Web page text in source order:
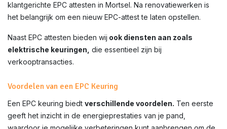
klantgerichte EPC attesten in Mortsel. Na renovatiewerken is
het belangrijk om een nieuw EPC-attest te laten opstellen.
Naast EPC attesten bieden wij ook diensten aan zoals
elektrische keuringen, die essentieel zijn bij
verkooptransacties.
Voordelen van een EPC Keuring
Een EPC keuring biedt verschillende voordelen. Ten eerste
geeft het inzicht in de energieprestaties van je pand,